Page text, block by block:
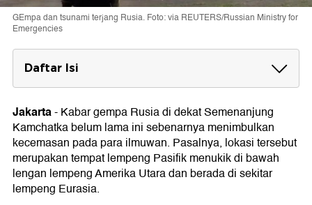
GEmpa dan tsunami terjang Rusia. Foto: via REUTERS/Russian Ministry for
Emergencies
Daftar Isi
Kenapa Tidak Terjadi Tsunami yang Lebih
Dahsyat?
Faktor-faktor yang Memengaruhi Tsunami
Jakarta-Kabar gempa Rusia di dekat Semenanjung
Kamchatka belum lama ini sebenarnya menimbulkan
kecemasan pada para ilmuwan. Pasalnya, lokasi tersebut
merupakan tempat lempeng Pasifik menukik di bawah
lengan lempeng Amerika Utara dan berada di sekitar
lempeng Eurasia.